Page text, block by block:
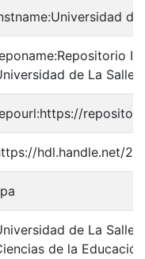
de
de La Salle
hdl.handle.net/
de La Salle.
de la